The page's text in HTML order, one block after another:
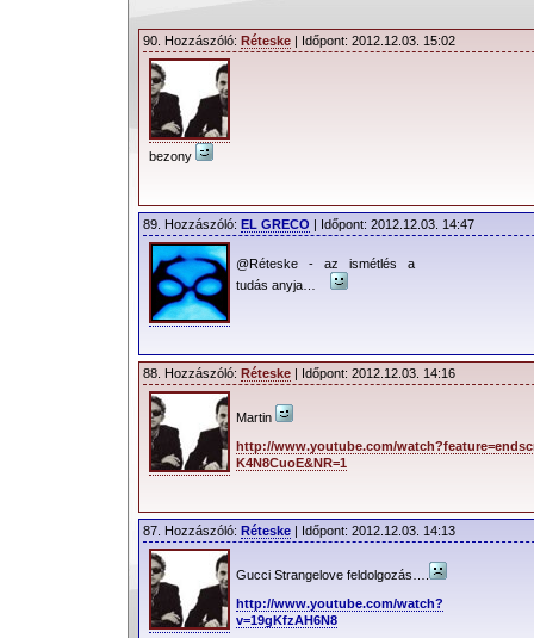
90. Hozzászóló: Réteske | Időpont: 2012.12.03. 15:02
bezony
89. Hozzászóló: EL GRECO | Időpont: 2012.12.03. 14:47
@Réteske - az ismétlés a
tudás anyja…
88. Hozzászóló: Réteske | Időpont: 2012.12.03. 14:16
Martin
http://www.youtube.com/
K4N8CuoE&NR=1
87. Hozzászóló: Réteske | Időpont: 2012.12.03. 14:13
Gucci Strangelove feldolgozás….
http://www.youtube.com/watch?
v=19gKfzAH6N8